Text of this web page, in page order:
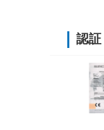
認証